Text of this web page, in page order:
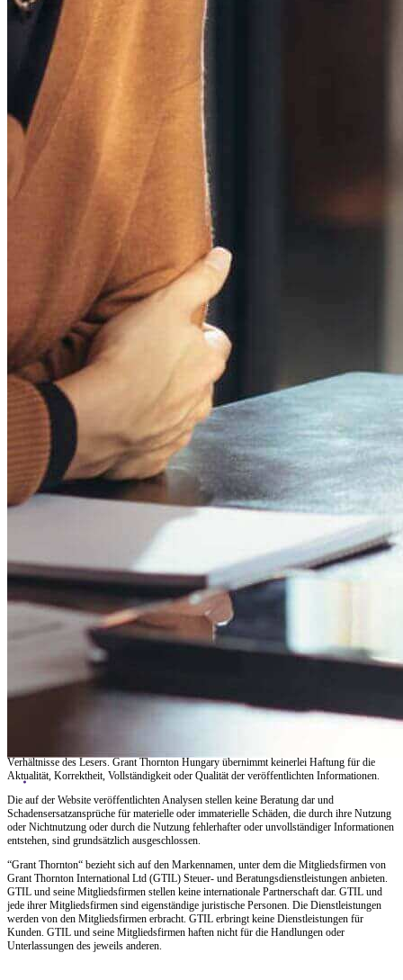
Verbinden
Kontakt
Standorte
Experten
Grant Thornton Global
Über uns
Grant Thornton Ungarn
Hinweise zur Datenverarbeitung
Whistleblowing system
Erklärung zur Unparteilichkeit
Qualitätspolitische Erklärung
© 2026 Grant Thornton Hungary – Alle Rechte vorbehalten
Verhältnisse des Lesers. Grant Thornton Hungary übernimmt keinerlei Haftung für die
Aktualität, Korrektheit, Vollständigkeit oder Qualität der veröffentlichten Informationen.
Die auf der Website veröffentlichten Analysen stellen keine Beratung dar und
Schadensersatzansprüche für materielle oder immaterielle Schäden, die durch ihre Nutzung
oder Nichtnutzung oder durch die Nutzung fehlerhafter oder unvollständiger Informationen
entstehen, sind grundsätzlich ausgeschlossen.
“Grant Thornton“ bezieht sich auf den Markennamen, unter dem die Mitgliedsfirmen von
Grant Thornton International Ltd (GTIL) Steuer- und Beratungsdienstleistungen anbieten.
GTIL und seine Mitgliedsfirmen stellen keine internationale Partnerschaft dar. GTIL und
jede ihrer Mitgliedsfirmen sind eigenständige juristische Personen. Die Dienstleistungen
werden von den Mitgliedsfirmen erbracht. GTIL erbringt keine Dienstleistungen für
Kunden. GTIL und seine Mitgliedsfirmen haften nicht für die Handlungen oder
Unterlassungen des jeweils anderen.